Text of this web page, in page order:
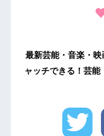
最新芸能・音楽・
ャッチできる！芸